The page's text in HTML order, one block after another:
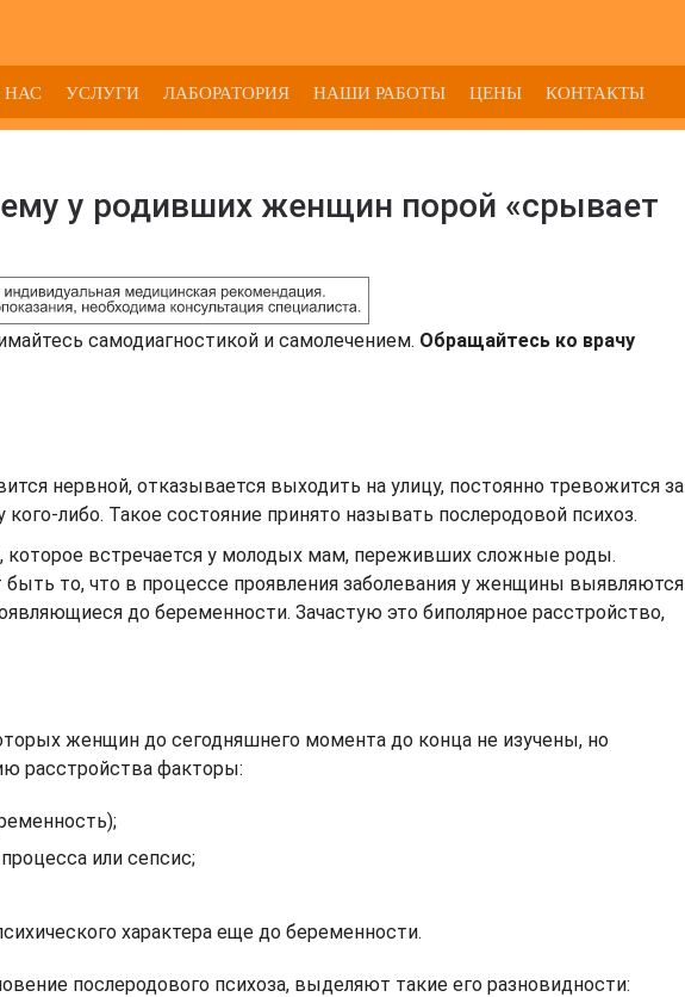
НАС УСЛУГИ ЛАБОРАТОРИЯ НАШИ РАБОТЫ ЦЕНЫ КОНТАКТЫ
у родивших женщин порой «срывает
самодиагностикой и самолечением. Обращайтесь ко врачу
нервной, отказывается выходить на улицу, постоянно тревожится за
либо. Такое состояние принято называть послеродовой психоз.
которое встречается у молодых мам, переживших сложные роды.
то, что в процессе проявления заболевания у женщины выявляются
до беременности. Зачастую это биполярное расстройство,
женщин до сегодняшнего момента до конца не изучены, но
расстройства факторы:
или сепсис;
характера еще до беременности.
послеродового психоза, выделяют такие его разновидности: